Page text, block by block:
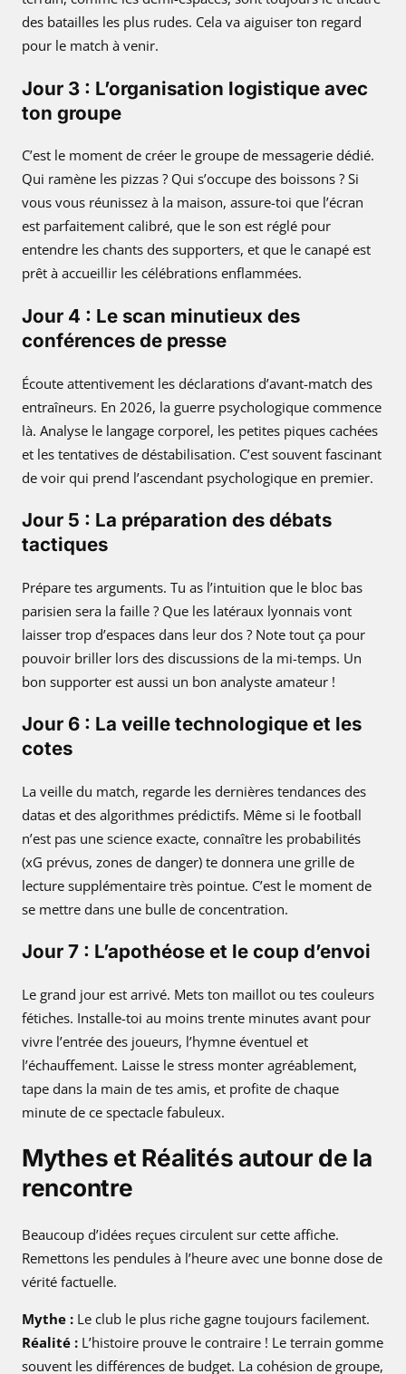
des batailles les plus rudes. Cela va aiguiser ton regard
pour le match à venir.
Jour 3 : L’organisation logistique avec
ton groupe
C’est le moment de créer le groupe de messagerie dédié.
Qui ramène les pizzas ? Qui s’occupe des boissons ? Si
vous vous réunissez à la maison, assure-toi que l’écran
est parfaitement calibré, que le son est réglé pour
entendre les chants des supporters, et que le canapé est
prêt à accueillir les célébrations enflammées.
Jour 4 : Le scan minutieux des
conférences de presse
Écoute attentivement les déclarations d’avant-match des
entraîneurs. En 2026, la guerre psychologique commence
là. Analyse le langage corporel, les petites piques cachées
et les tentatives de déstabilisation. C’est souvent fascinant
de voir qui prend l’ascendant psychologique en premier.
Jour 5 : La préparation des débats
tactiques
Prépare tes arguments. Tu as l’intuition que le bloc bas
parisien sera la faille ? Que les latéraux lyonnais vont
laisser trop d’espaces dans leur dos ? Note tout ça pour
pouvoir briller lors des discussions de la mi-temps. Un
bon supporter est aussi un bon analyste amateur !
Jour 6 : La veille technologique et les
cotes
La veille du match, regarde les dernières tendances des
datas et des algorithmes prédictifs. Même si le football
n’est pas une science exacte, connaître les probabilités
(xG prévus, zones de danger) te donnera une grille de
lecture supplémentaire très pointue. C’est le moment de
se mettre dans une bulle de concentration.
Jour 7 : L’apothéose et le coup d’envoi
Le grand jour est arrivé. Mets ton maillot ou tes couleurs
fétiches. Installe-toi au moins trente minutes avant pour
vivre l’entrée des joueurs, l’hymne éventuel et
l’échauffement. Laisse le stress monter agréablement,
tape dans la main de tes amis, et profite de chaque
minute de ce spectacle fabuleux.
Mythes et Réalités autour de la
rencontre
Beaucoup d’idées reçues circulent sur cette affiche.
Remettons les pendules à l’heure avec une bonne dose de
vérité factuelle.
Mythe : Le club le plus riche gagne toujours facilement.
Réalité : L’histoire prouve le contraire ! Le terrain gomme
souvent les différences de budget. La cohésion de groupe,